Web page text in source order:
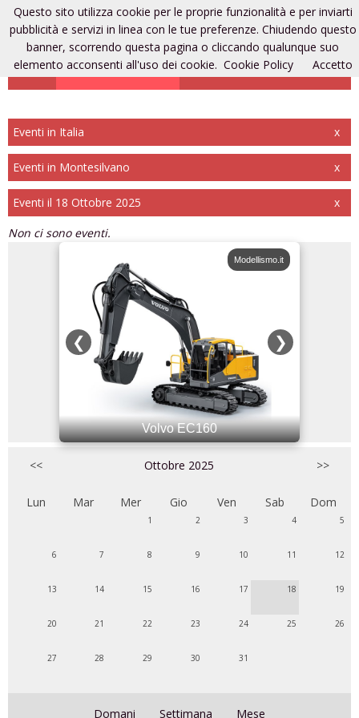
Eventi di modellismo
Aggiungi un evento Entra Registrati
Eventi in Italia x
Eventi in Montesilvano x
Eventi il 18 Ottobre 2025
x
Non ci sono eventi.
Modellismo.it
Volvo EC160
❮ ❯
<< Ottobre 2025 >>
Lun Mar Mer Gio Ven Sab Dom
1 2 3 4 5
6 7 8 9 10 11 12
13 14 15 16 17 18 19
20 21 22 23 24 25 26
27 28 29 30 31
Domani Settimana Mese
Questo sito utilizza cookie per le proprie funzionalità e per inviarti
pubblicità e servizi in linea con le tue preferenze. Chiudendo questo
banner, scorrendo questa pagina o cliccando qualunque suo
elemento acconsenti all'uso dei cookie. Cookie Policy Accetto